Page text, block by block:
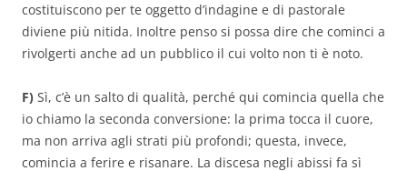
costituiscono per te oggetto d’indagine e di pastorale
diviene più nitida. Inoltre penso si possa dire che cominci a
rivolgerti anche ad un pubblico il cui volto non ti è noto.
F) Sì, c’è un salto di qualità, perché qui comincia quella che
io chiamo la seconda conversione: la prima tocca il cuore,
ma non arriva agli strati più profondi; questa, invece,
comincia a ferire e risanare. La discesa negli abissi fa sì